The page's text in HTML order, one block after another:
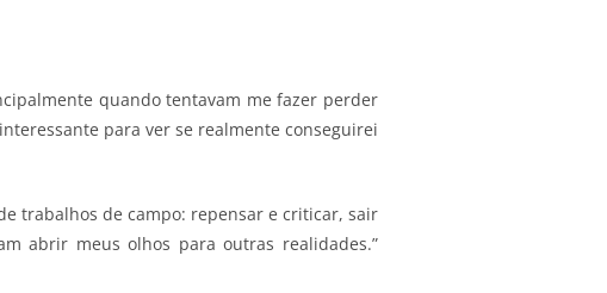
quando tentavam me fazer perder
para ver se realmente conseguirei
trabalhos de campo: repensar e criticar, sair
abrir meus olhos para outras realidades.”